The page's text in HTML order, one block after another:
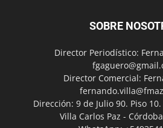
SOBRE
Director Periodístico:
Director Comercial:
Dirección: 9 de Julio 90. Piso 10.
Villa Carlos Paz -